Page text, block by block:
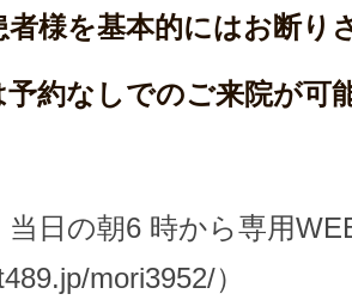
者様を基本的にはお断り
約なしでのご来院が可
日の朝6 時から専用
mori3952/）